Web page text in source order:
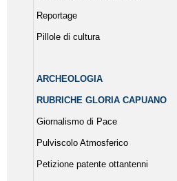
Reportage
Pillole di cultura
ARCHEOLOGIA
RUBRICHE GLORIA CAPUANO
Giornalismo di Pace
Pulviscolo Atmosferico
Petizione patente ottantenni